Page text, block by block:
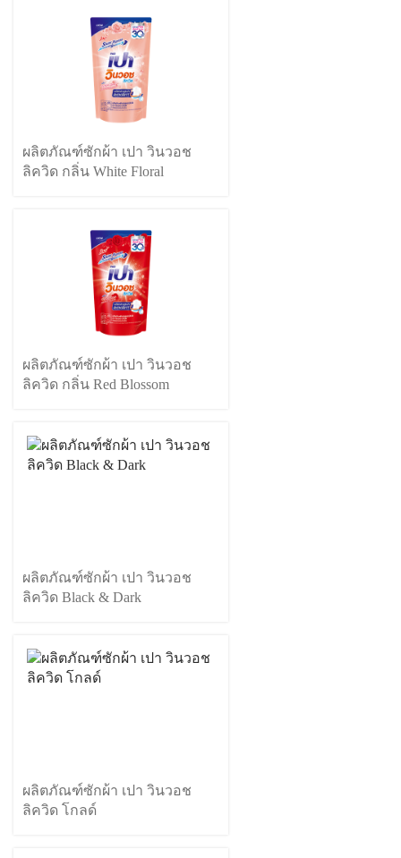
ผลิตภัณฑ์ซักผ้า เปา วินวอช
ลิควิด กลิ่น White Floral
ผลิตภัณฑ์ซักผ้า เปา วินวอช
ลิควิด กลิ่น Red Blossom
ผลิตภัณฑ์ซักผ้า เปา วินวอช
ลิควิด Black & Dark
ผลิตภัณฑ์ซักผ้า เปา วินวอช
ลิควิด โกลด์